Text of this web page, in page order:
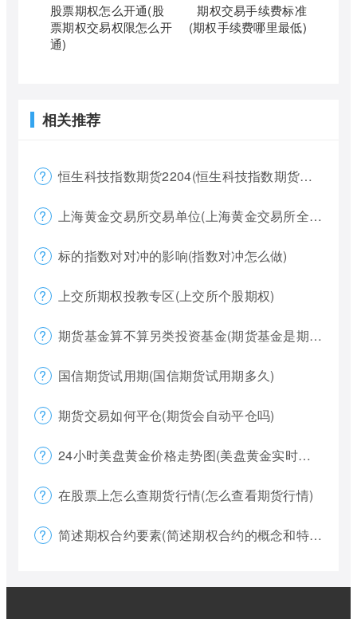
股票期权怎么开通(股
票期权交易权限怎么开
通)
期权交易手续费标准
(期权手续费哪里最低)
相关推荐
恒生科技指数期货2204(恒生科技指数期货夜盘)
上海黄金交易所交易单位(上海黄金交易所全称)
标的指数对对冲的影响(指数对冲怎么做)
上交所期权投教专区(上交所个股期权)
期货基金算不算另类投资基金(期货基金是期货还是基金)
国信期货试用期(国信期货试用期多久)
期货交易如何平仓(期货会自动平仓吗)
24小时美盘黄金价格走势图(美盘黄金实时行情怎么看)
在股票上怎么查期货行情(怎么查看期货行情)
简述期权合约要素(简述期权合约的概念和特点)